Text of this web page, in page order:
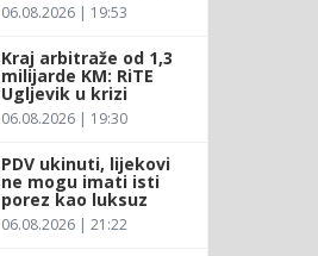
06.08.2026 | 19:53
Kraj arbitraže od 1,3
milijarde KM: RiTE
Ugljevik u krizi
06.08.2026 | 19:30
PDV ukinuti, lijekovi
ne mogu imati isti
porez kao luksuz
06.08.2026 | 21:22